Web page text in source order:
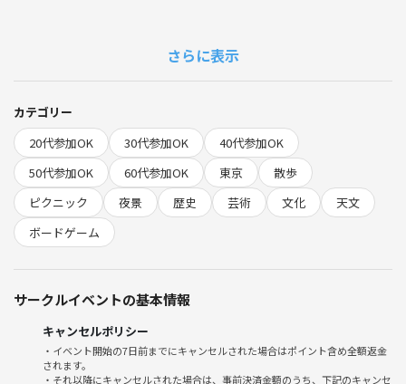
・各自の飲み物、食べ物（お酒OK)
こちらで準備するもの
・人数分のレジャーシート
2025年で地球にいちばん近い満月（国立天文台）
https://www.nao.ac.jp/astro/sky/2025/11-topics03.html
■ 流れ
19:10 受付開始
19:30 開始
20:45 終了
※人数が多い場合には席替えもします
さらに表示
カテゴリー
20代参加OK
30代参加OK
40代参加OK
50代参加OK
60代参加OK 東京
散歩
ピクニック
夜景 歴史 芸術 文化
天文
ボードゲーム
サークルイベントの基本情報
キャンセルポリシー
・イベント開始の7日前までにキャンセルされた場合はポイント含め全額返金
されます。
・それ以降にキャンセルされた場合は、事前決済金額のうち、下記のキャンセ